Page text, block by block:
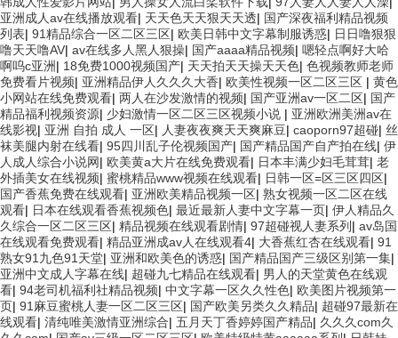
亚洲成人av在线播放观看| 天天色天天狠天天透| 国产深夜福利精品视频
列表| 91精品综合一区二区三区| 欧美日韩中文字幕制服诱惑| 日日噜狠狠
噜天天噜AV| av在线多人黑人狠操| 国产aaaa精品视频| 嗯轻点啊好大哈
啊呜c亚洲| 18免费1000视频国产| 天天拍天天操天天色| 色视频教师老师
免费看片视频| 亚洲精品伊人久久久大香| 欧美性视频一区二区三区 | 黄色
小网站在线免费观看| 两人在沙发激情的视频| 国产亚洲av一区二区| 国产
精品福利视频资源| 少妇激情一区二区三区视频小说 | 亚洲欧洲美洲av在
线影视| 亚洲 自拍 成人 一区| 人妻夜夜爽天天爽麻豆| caoporn97超碰| 丝
袜美腿内射在线看| 95四川乱子伦视频国产| 国产精品国产自产拍在线| 伊
人成人综合小说网| 欧美黄a大片在线免费观看| 日本丰满少妇毛茸茸| 老
外插美女在线视频| 蜜桃精品www视频在线观看| 日韩一区=区三区四区|
国产香蕉免费在线观看| 亚洲欧美精品视频一区| 熟女视频一区二区在线
观看| 日本在线观看香蕉视频色| 最近最新人妻中文字幕一页| 伊人精品久
久综合一区二区三区| 精品视频在线观看剧情| 97超碰视人妻系列| av岛国
在线观看免费观看| 精品亚洲成av人在线观看4| 大香蕉红杏在线观看| 91
熟女91九色91天堂| 亚洲和欧美色的诱惑| 国产精品国产三级区别第一集|
亚洲中文成人字幕在线| 超碰九七精品在线观看| 男人的天堂黄色在线观
看| 94老司机福利社精品视频| 中文字幕一区久久性色| 欧美图片视频第一
页| 91麻豆蜜桃人妻一区二区三区| 国产欧美另类久久精品| 超碰97最新在
线观看| 清纯唯美激情亚洲综合| 五月天丁香婷婷国产精品| 久久久com久